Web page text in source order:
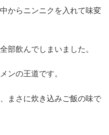
からニンニクを入れて味変
部飲んでしまいました。
ンの王道です。
まさに炊き込みご飯の味で